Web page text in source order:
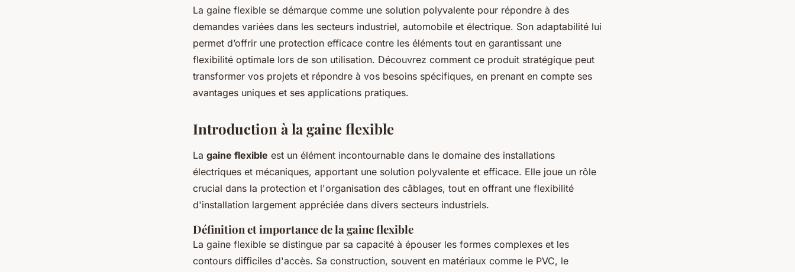
Adoptez la gaine flexible : un choix
stratégique pour vos besoins
La gaine flexible se démarque comme une solution polyvalente pour répondre à des
demandes variées dans les secteurs industriel, automobile et électrique. Son adaptabilité lui
permet d’offrir une protection efficace contre les éléments tout en garantissant une
flexibilité optimale lors de son utilisation. Découvrez comment ce produit stratégique peut
transformer vos projets et répondre à vos besoins spécifiques, en prenant en compte ses
avantages uniques et ses applications pratiques.
Introduction à la gaine flexible
La gaine flexible est un élément incontournable dans le domaine des installations
électriques et mécaniques, apportant une solution polyvalente et efficace. Elle joue un rôle
crucial dans la protection et l'organisation des câblages, tout en offrant une flexibilité
d'installation largement appréciée dans divers secteurs industriels.
Définition et importance de la gaine flexible
La gaine flexible se distingue par sa capacité à épouser les formes complexes et les
contours difficiles d'accès. Sa construction, souvent en matériaux comme le PVC, le